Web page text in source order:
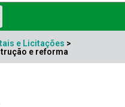
e Licitações >
e reforma